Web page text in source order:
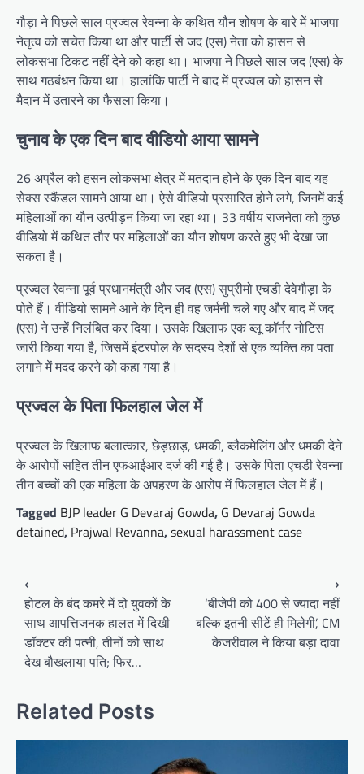
गौड़ा ने पिछले साल प्रज्वल रेवन्ना के कथित यौन शोषण के बारे में भाजपा
नेतृत्व को सचेत किया था और पार्टी से जद (एस) नेता को हासन से
लोकसभा टिकट नहीं देने को कहा था। भाजपा ने पिछले साल जद (एस) के
साथ गठबंधन किया था। हालांकि पार्टी ने बाद में प्रज्वल को हासन से
मैदान में उतारने का फैसला किया।
चुनाव के एक दिन बाद वीडियो आया सामने
26 अप्रैल को हसन लोकसभा क्षेत्र में मतदान होने के एक दिन बाद यह
सेक्स स्कैंडल सामने आया था। ऐसे वीडियो प्रसारित होने लगे, जिनमें कई
महिलाओं का यौन उत्पीड़न किया जा रहा था। 33 वर्षीय राजनेता को कुछ
वीडियो में कथित तौर पर महिलाओं का यौन शोषण करते हुए भी देखा जा
सकता है।
प्रज्वल रेवन्ना पूर्व प्रधानमंत्री और जद (एस) सुप्रीमो एचडी देवेगौड़ा के
पोते हैं। वीडियो सामने आने के दिन ही वह जर्मनी चले गए और बाद में जद
(एस) ने उन्हें निलंबित कर दिया। उसके खिलाफ एक ब्लू कॉर्नर नोटिस
जारी किया गया है, जिसमें इंटरपोल के सदस्य देशों से एक व्यक्ति का पता
लगाने में मदद करने को कहा गया है।
प्रज्वल के पिता फिलहाल जेल में
प्रज्वल के खिलाफ बलात्कार, छेड़छाड़, धमकी, ब्लैकमेलिंग और धमकी देने
के आरोपों सहित तीन एफआईआर दर्ज की गई है। उसके पिता एचडी रेवन्ना
तीन बच्चों की एक महिला के अपहरण के आरोप में फिलहाल जेल में हैं।
Tagged BJP leader G Devaraj Gowda, G Devaraj Gowda
detained, Prajwal Revanna,sexual harassment case
Post
navigation
⟵
होटल के बंद कमरे में दो युवकों के
साथ आपत्तिजनक हालत में दिखी
डॉक्टर की पत्नी, तीनों को साथ
देख बौखलाया पति; फिर…
‘बीजेपी को 400 से ज्यादा नहीं
बल्कि इतनी सीटें ही मिलेगी’, CM
केजरीवाल ने किया बड़ा दावा
⟶
Related Posts